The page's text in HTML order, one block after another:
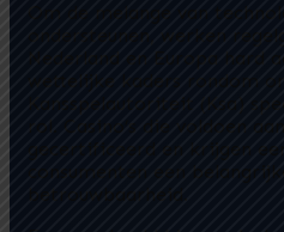
Om de melange van
ondersteunen, werken
Nederland en Europa hard
wettelijke kaders rondom
Kansspelautoriteit (Ksa)
rol. Casino’s die voldoen
gecertificeerd en krijgen
consumenten een
betrouwbaarheid.